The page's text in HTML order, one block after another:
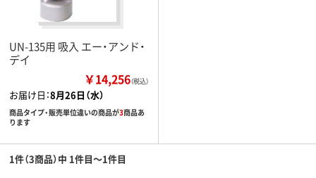
UN-135用 吸入 エー・アンド・
デイ
￥14,256（税込）
お届け日：8月26日（水）
商品タイプ・販売単位違いの商品が3商品あ
ります
1件（3商品）中 1件目～1件目